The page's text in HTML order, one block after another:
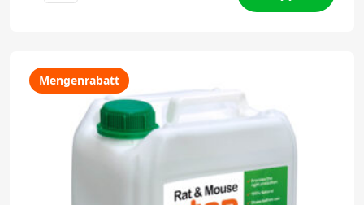
Mengenrabatt